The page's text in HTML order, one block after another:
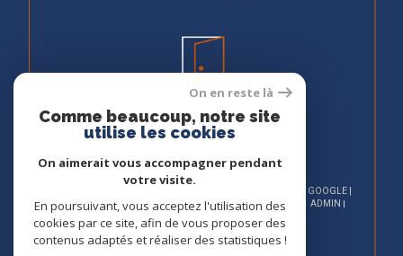
© 2026 | TOUS DROITS RÉSERVÉS | TRADUCTION POWERED BY GOOGLE |
NOS HONORAIRES
PLAN DU SITE MENTIONS LÉGALES
ADMIN
POLITIQUE RGPD
On en reste là
Comme beaucoup, notre site
utilise les cookies
On aimerait vous accompagner pendant
votre visite.
En poursuivant, vous acceptez l'utilisation des
cookies par ce site, afin de vous proposer des
contenus adaptés et réaliser des statistiques !